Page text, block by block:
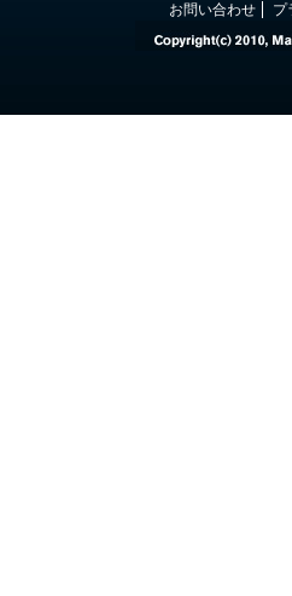
お問い合わせ プ